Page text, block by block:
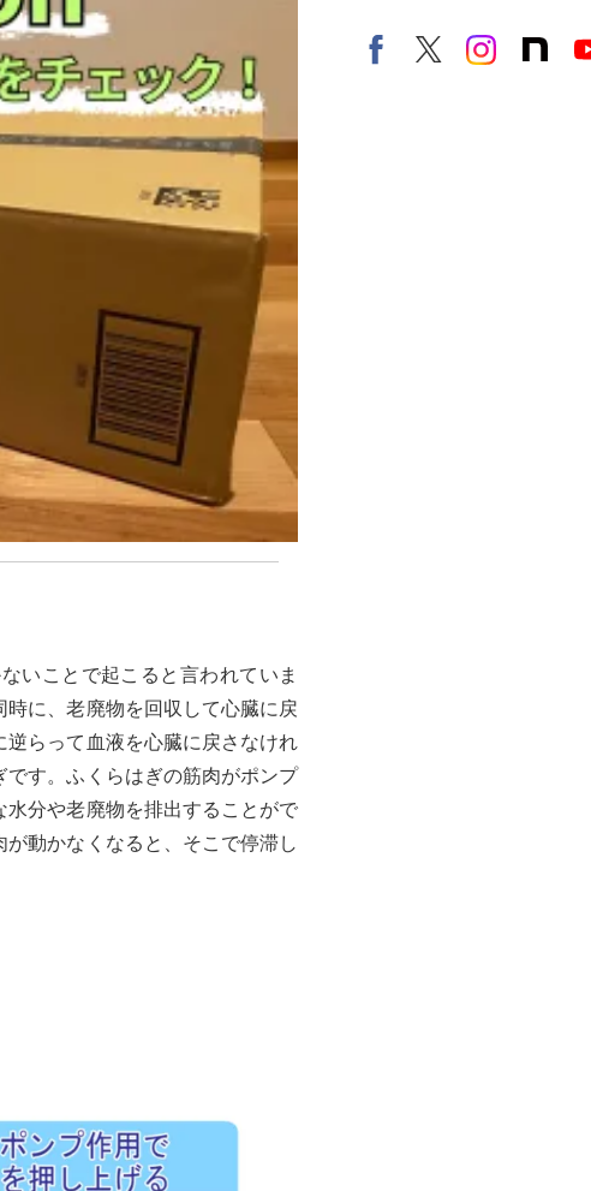
いことで起こると言われていま
に、老廃物を回収して心臓に戻
らって血液を心臓に戻さなけれ
す。ふくらはぎの筋肉がポンプ
分や老廃物を排出することがで
動かなくなると、そこで停滞し
FacebookX（旧twitter）
instagram
note